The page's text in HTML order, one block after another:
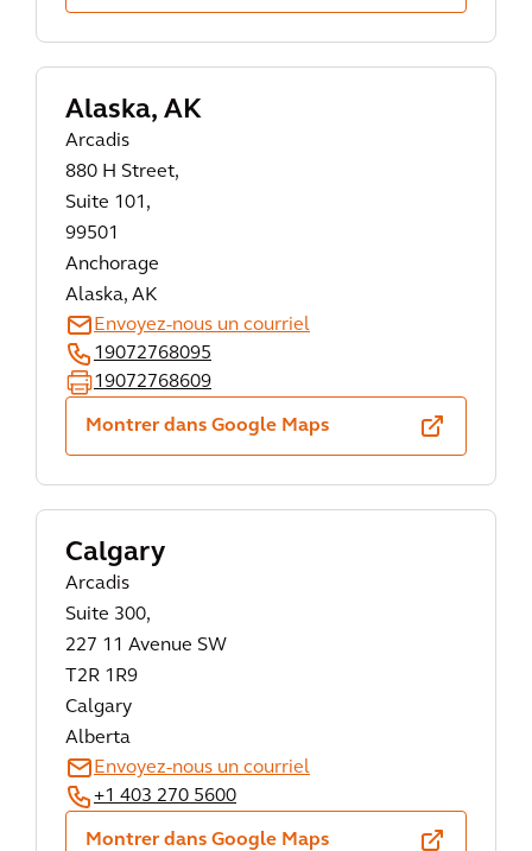
Alaska, AK
Arcadis
880 H Street,
Suite 101,
99501
Anchorage
Alaska, AK
Envoyez-nous un courriel
19072768095
19072768609
Montrer dans Google Maps
Calgary
Arcadis
Suite 300,
227 11 Avenue SW
T2R 1R9
Calgary
Alberta
Envoyez-nous un courriel
+1 403 270 5600
Montrer dans Google Maps